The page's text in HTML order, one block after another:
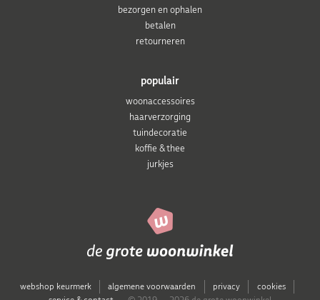
populair
woonaccessoires
haarverzorging
tuindecoratie
koffie & thee
jurkjes
bezorgen en ophalen
betalen
retourneren
webshop keurmerk algemene voorwaarden privacy
cookies